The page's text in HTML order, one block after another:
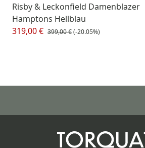
Risby & Leckonfield Damenblazer
Hamptons Hellblau
319,00 € 399,00 €(-20.05%)